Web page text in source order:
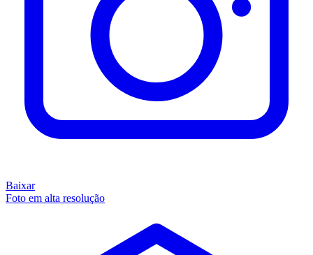
Baixar
Foto em alta resolução